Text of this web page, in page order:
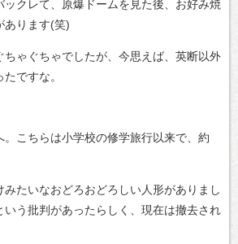
ックレて、原爆ドームを見た後、お好み焼
あります(笑)
ちゃぐちゃでしたが、今思えば、英断以外
ですな。
こちらは小学校の修学旅行以来で、約
みたいなおどろおどろしい人形がありまし
いう批判があったらしく、現在は撤去され